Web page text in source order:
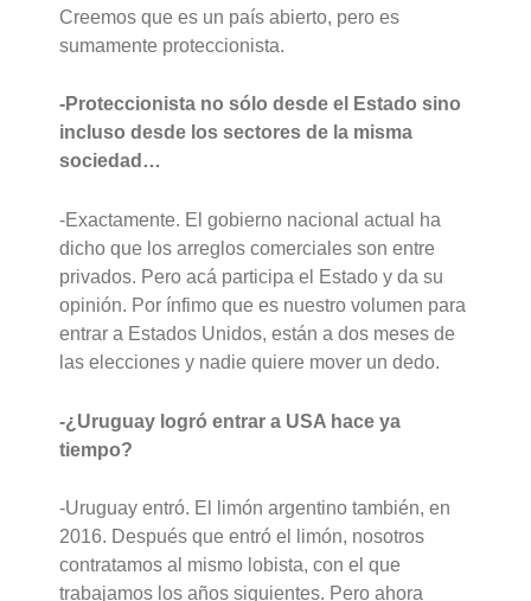
Creemos que es un país abierto, pero es
sumamente proteccionista.
-Proteccionista no sólo desde el Estado sino
incluso desde los sectores de la misma
sociedad…
-Exactamente. El gobierno nacional actual ha
dicho que los arreglos comerciales son entre
privados. Pero acá participa el Estado y da su
opinión. Por ínfimo que es nuestro volumen para
entrar a Estados Unidos, están a dos meses de
las elecciones y nadie quiere mover un dedo.
-¿Uruguay logró entrar a USA hace ya
tiempo?
-Uruguay entró. El limón argentino también, en
2016. Después que entró el limón, nosotros
contratamos al mismo lobista, con el que
trabajamos los años siguientes. Pero ahora